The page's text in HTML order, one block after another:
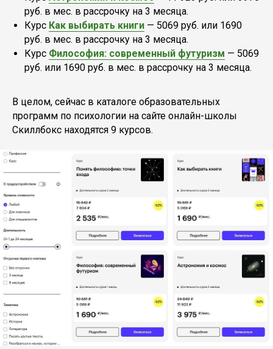
руб. в мес. в рассрочку на 3 месяца.
Курс Как выбирать книги — 5069 руб. или 1690
руб. в мес. в рассрочку на 3 месяца.
Курс Философия: современный футуризм — 5069
руб. или 1690 руб. в мес. в рассрочку на 3 месяца.
В целом, сейчас в каталоге образовательных
программ по психологии на сайте онлайн-школы
Скиллбокс находятся 9 курсов.